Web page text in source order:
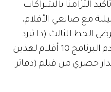
التزامنا بالشراكات
مع صانعي الأفلام،
الخط الثالث (ذا ثيرد
لاين) وبرامج السركال. ويقدم البرنامج 10 أفلام لهذين
حصري من فيلم (دفاتر